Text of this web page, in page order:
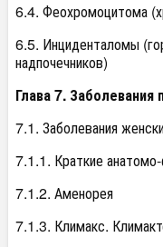
6.4. Феохромоцитома
6.5. Инциденталомы
надпочечников)
Глава 7.
7.1. Заболевания
7.1.1. Краткие
7.1.2. Аменорея
7.1.3. Климакс.